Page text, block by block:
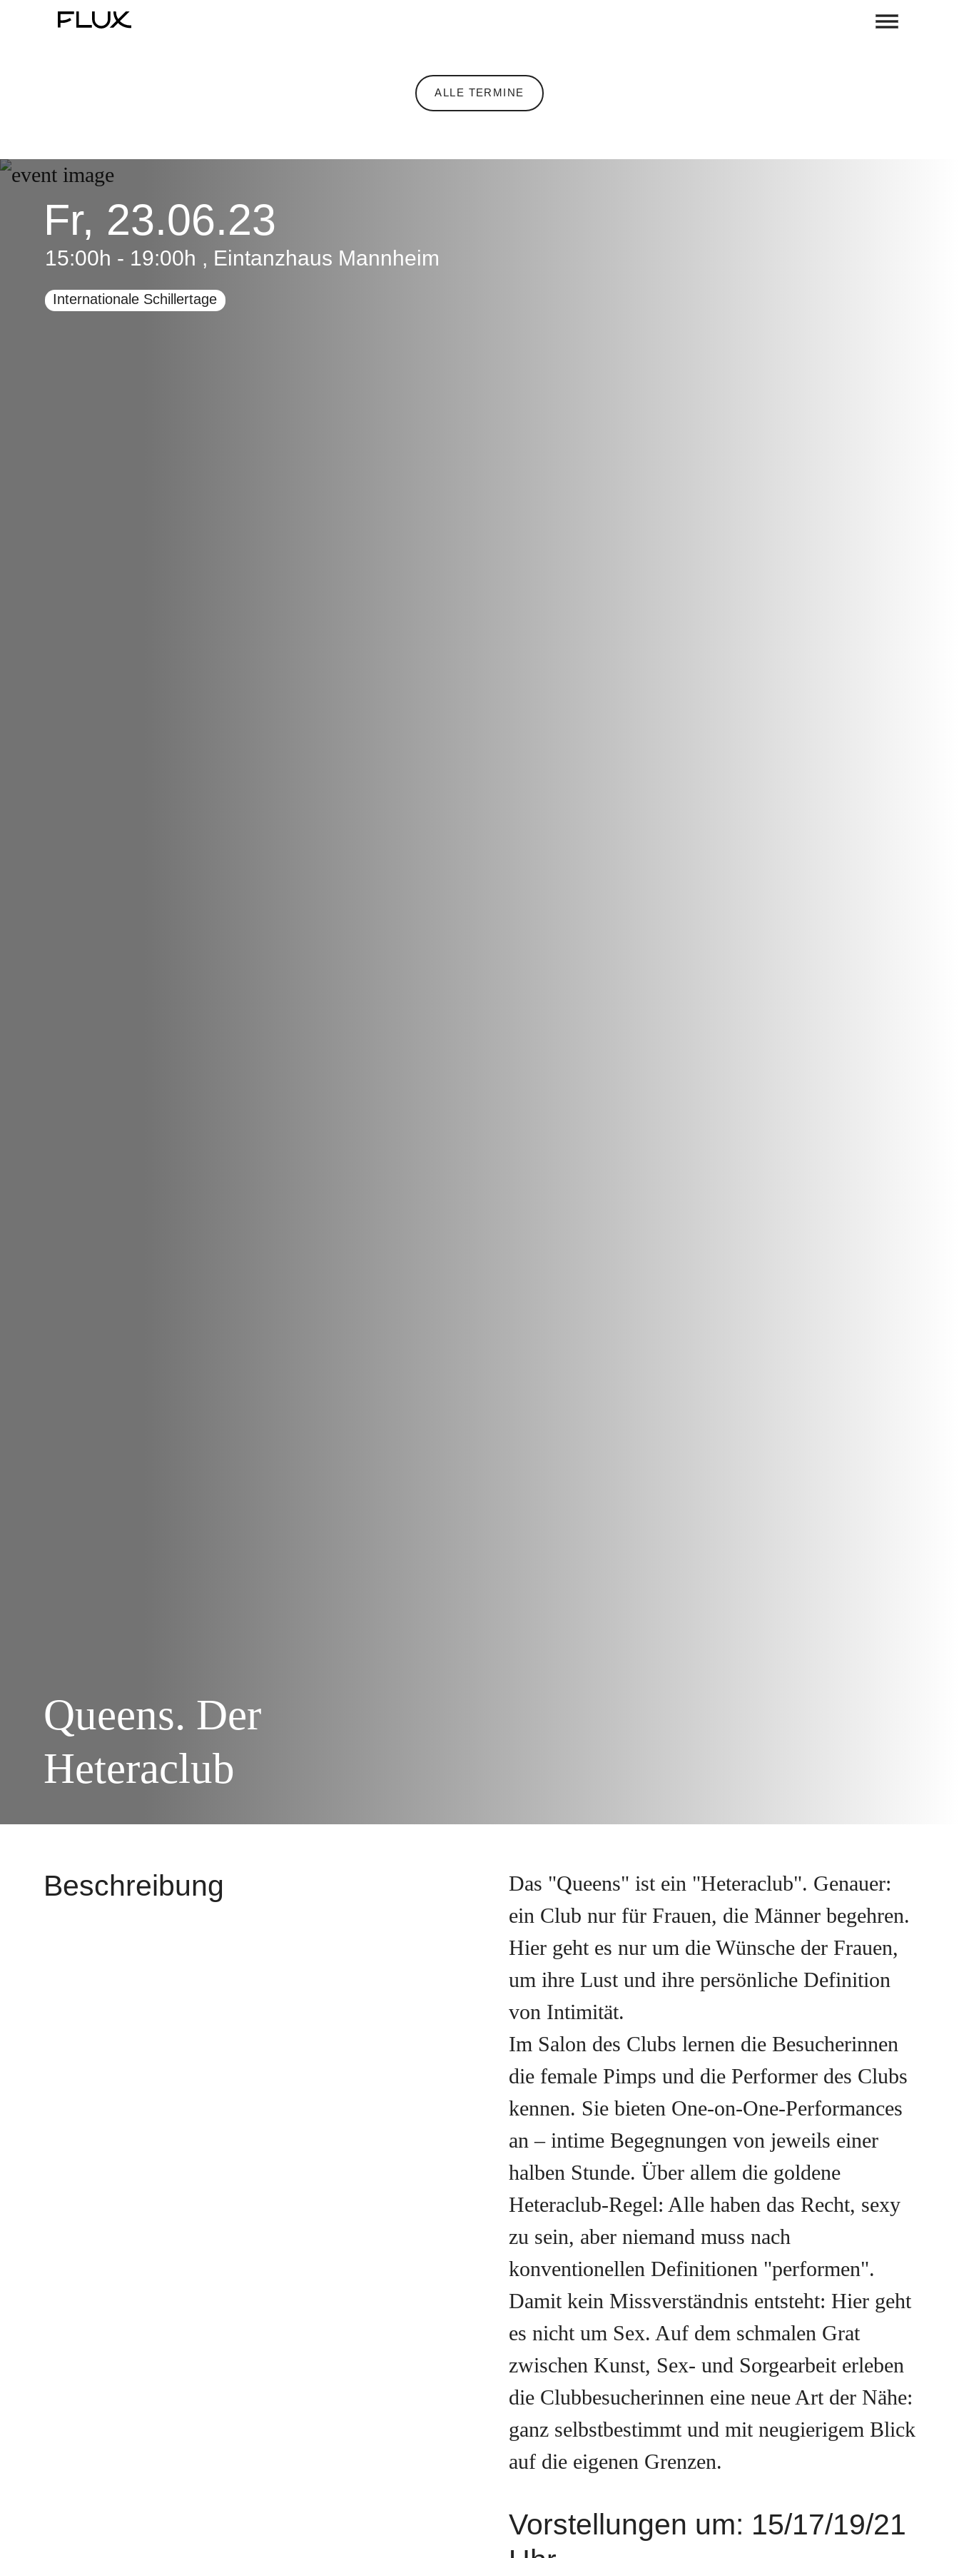
ALLE TERMINE
Fr, 23.06.23
15:00h - 19:00h , Eintanzhaus Mannheim
Internationale Schillertage
Queens. Der
Heteraclub
Beschreibung
Das "Queens" ist ein "Heteraclub". Genauer:
ein Club nur für Frauen, die Männer begehren.
Hier geht es nur um die Wünsche der Frauen,
um ihre Lust und ihre persönliche Definition
von Intimität.
Im Salon des Clubs lernen die Besucherinnen
die female Pimps und die Performer des Clubs
kennen. Sie bieten One-on-One-Performances
an – intime Begegnungen von jeweils einer
halben Stunde. Über allem die goldene
Heteraclub-Regel: Alle haben das Recht, sexy
zu sein, aber niemand muss nach
konventionellen Definitionen "performen".
Damit kein Missverständnis entsteht: Hier geht
es nicht um Sex. Auf dem schmalen Grat
zwischen Kunst, Sex- und Sorgearbeit erleben
die Clubbesucherinnen eine neue Art der Nähe:
ganz selbstbestimmt und mit neugierigem Blick
auf die eigenen Grenzen.
Vorstellungen um: 15/17/19/21